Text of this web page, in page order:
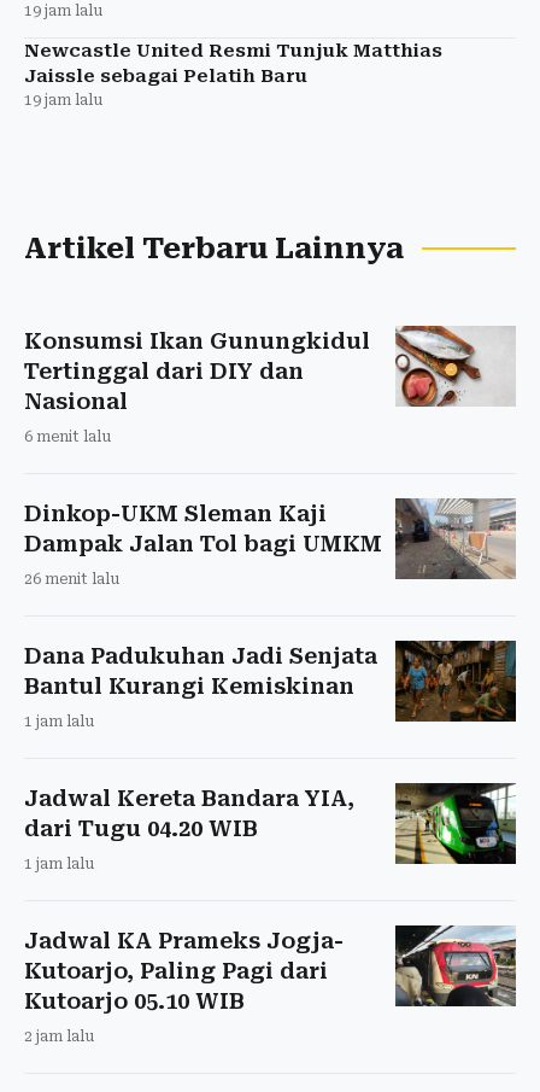
19 jam lalu
Newcastle United Resmi Tunjuk Matthias
Jaissle sebagai Pelatih Baru
19 jam lalu
Artikel Terbaru Lainnya
Konsumsi Ikan Gunungkidul
Tertinggal dari DIY dan
Nasional
6 menit lalu
Dinkop-UKM Sleman Kaji
Dampak Jalan Tol bagi UMKM
26 menit lalu
Dana Padukuhan Jadi Senjata
Bantul Kurangi Kemiskinan
1 jam lalu
Jadwal Kereta Bandara YIA,
dari Tugu 04.20 WIB
1 jam lalu
Jadwal KA Prameks Jogja-
Kutoarjo, Paling Pagi dari
Kutoarjo 05.10 WIB
2 jam lalu